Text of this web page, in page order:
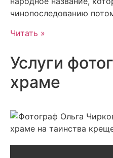
чинопоследованию
Читать »
Услуги
храме